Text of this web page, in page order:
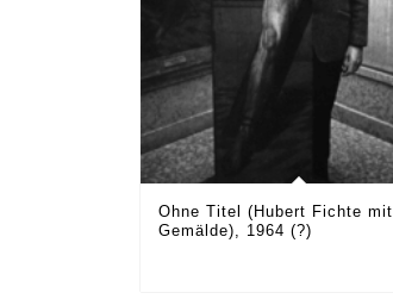
Ohne Titel (Hubert Fichte mit
Gemälde), 1964 (?)